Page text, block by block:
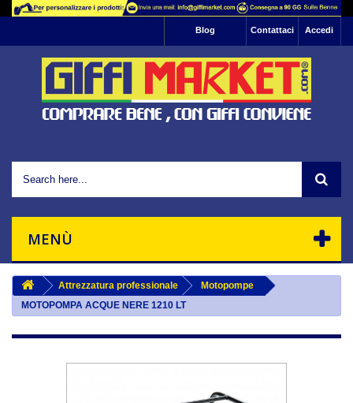
Accedi
Contattaci
Blog
MENÙ
Attrezzatura professionale
Motopompe
MOTOPOMPA ACQUE NERE 1210 LT
profilazione per l'invio di pubblicità e servizi che
Se vuoi saperne di più basta leggere la nostra
informativa sulla privacy
, se vuoi negare il consenso
all'utilizzo di tutti o ad alcuni cookie ti basta
interrompere la navigazione sul sito.
Chiudendo questo banner, scorrendo questa
Ok